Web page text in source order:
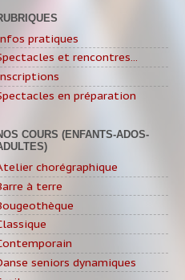
pratiques
et rencontres...
en préparation
COURS (ENFANTS-ADOS-
chorégraphique
à terre
seniors dynamiques